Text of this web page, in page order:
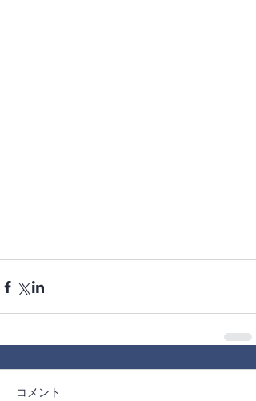
コメント